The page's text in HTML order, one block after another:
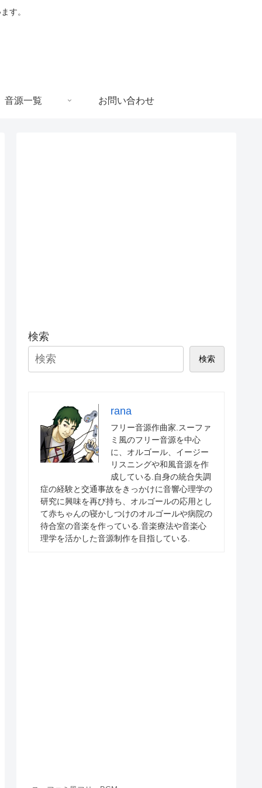
す。
音源一覧 お問い合わせ
検索
検索
rana
フリー音源作曲家.スーファ
ミ風のフリー音源を中心
に、オルゴール、イージー
リスニングや和風音源を作
成している.自身の統合失調
症の経験と交通事故をきっかけに音響心理学の
研究に興味を再び持ち、オルゴールの応用とし
て赤ちゃんの寝かしつけのオルゴールや病院の
待合室の音楽を作っている.音楽療法や音楽心
理学を活かした音源制作を目指している.